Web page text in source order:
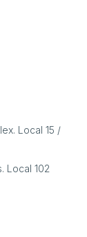
Local 15 /
Local 102